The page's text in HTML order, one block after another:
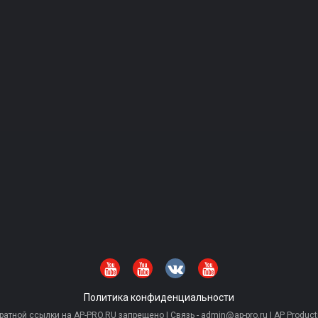
Политика конфиденциальности
ссылки на AP-PRO.RU запрещено | Связь - admin@ap-pro.ru | AP